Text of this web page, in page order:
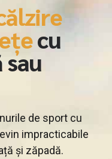
cu
de sport cu
impracticabile
și zăpadă.